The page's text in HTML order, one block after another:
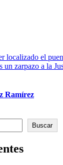
localizado el
un zarpazo a la
Ramírez
Buscar